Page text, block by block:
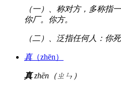
（一）、称对方，多称指
你厂。你方。
（二）、泛指任何人：你死
真（zhēn）
真zhēn（ㄓㄣ）